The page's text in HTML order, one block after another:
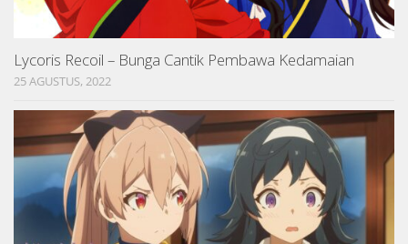
Lycoris Recoil – Bunga Cantik Pembawa Kedamaian
25 AGUSTUS, 2022